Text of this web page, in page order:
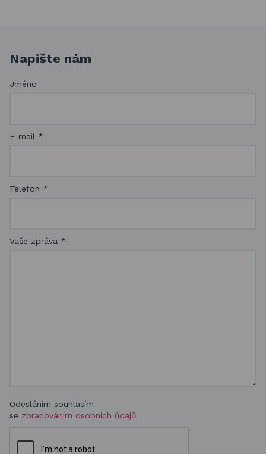
Napište nám
Jméno
E-mail *
Telefon *
Vaše zpráva *
Odesláním souhlasím
se zpracováním osobních údajů